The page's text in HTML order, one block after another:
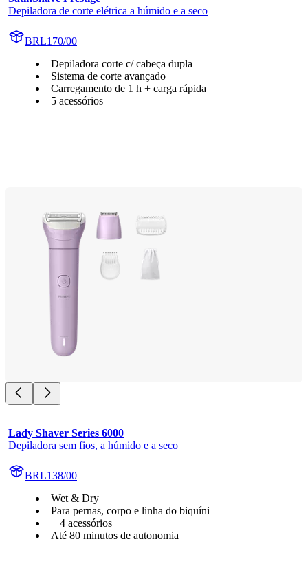
Depiladora de corte elétrica a húmido e a seco
BRL170/00
Depiladora corte c/ cabeça dupla
Sistema de corte avançado
Carregamento de 1 h + carga rápida
5 acessórios
Lady Shaver Series 6000
Depiladora sem fios, a húmido e a seco
BRL138/00
Wet & Dry
Para pernas, corpo e linha do biquíni
+ 4 acessórios
Até 80 minutos de autonomia